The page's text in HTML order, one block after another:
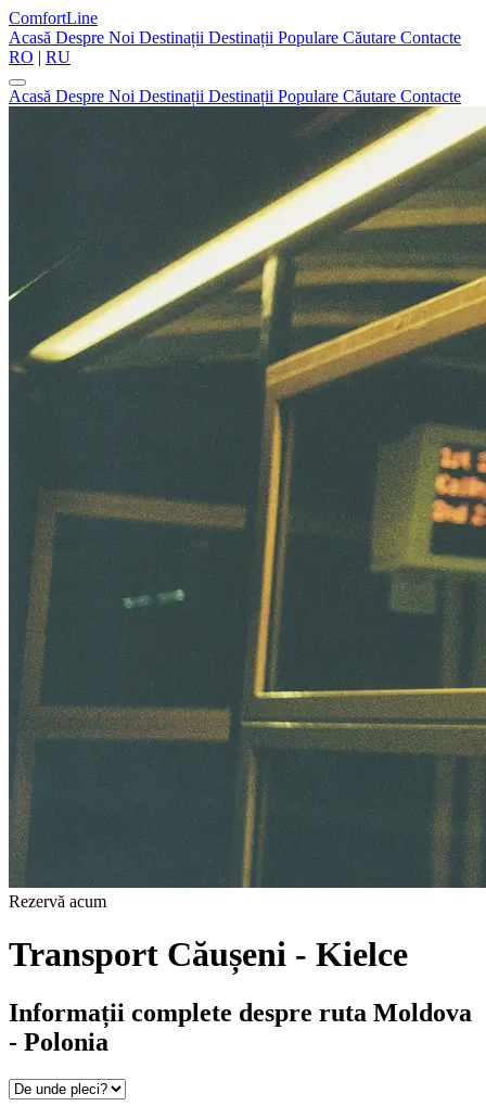
ComfortLine
Acasă Despre Noi Destinații Destinații Populare Căutare Contacte
RO | RU
Acasă Despre Noi Destinații Destinații Populare Căutare Contacte
Rezervă acum
Transport Căușeni - Kielce
Informații complete despre ruta Moldova
- Polonia